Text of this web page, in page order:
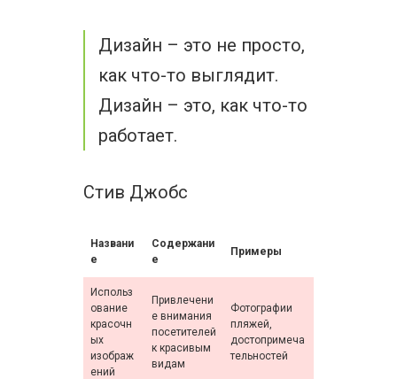
Дизайн – это не просто,
как что-то выглядит.
Дизайн – это, как что-то
работает.
Стив Джобс
Названи
е
Содержани
е
Примеры
Использ
ование
красочн
ых
изображ
ений
Привлечени
е внимания
посетителей
к красивым
видам
Фотографии
пляжей,
достопримеча
тельностей